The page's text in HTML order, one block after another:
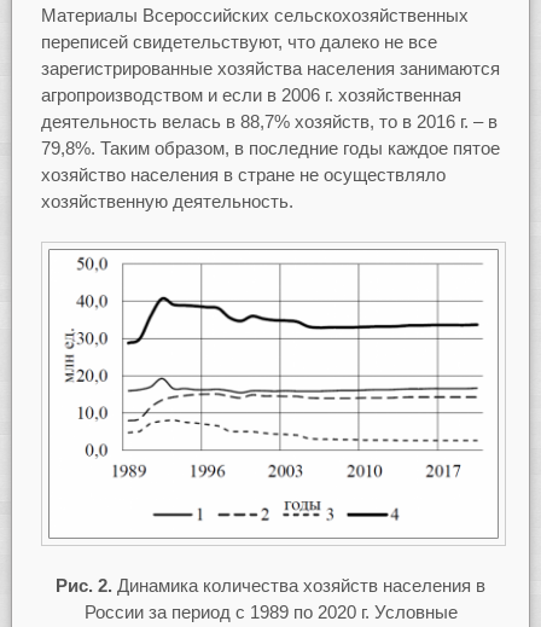
Материалы Всероссийских сельскохозяйственных
переписей свидетельствуют, что далеко не все
зарегистрированные хозяйства населения занимаются
агропроизводством и если в 2006 г. хозяйственная
деятельность велась в 88,7% хозяйств, то в 2016 г. – в
79,8%. Таким образом, в последние годы каждое пятое
хозяйство населения в стране не осуществляло
хозяйственную деятельность.
Рис. 2. Динамика количества хозяйств населения в
России за период с 1989 по 2020 г. Условные